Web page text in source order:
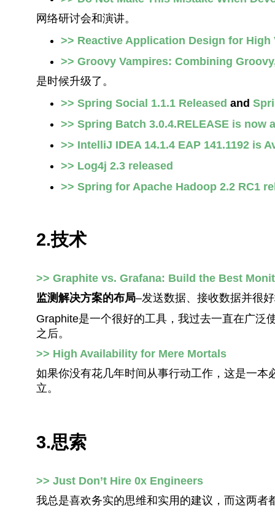
网络研讨会和演讲。
>> Reactive Application Design for
>> Groovy Vampires: Combining
是时候升级了。
>> Spring Social 1.1.1 Released and
>> Spring Batch 3.0.4.RELEASE is now
>> IntelliJ IDEA 14.1.4 EAP 141.1192 is
>> Log4j 2.3 released
>> Spring for Apache Hadoop 2.2 RC1
2.技术
>> Graphite vs. Grafana: Build the Best
监测解决方案的布局–发送数据、接收数据并很
Graphite是一个很好的工具，我过去一直在广泛
之后。
>> High Availability for Mere Mortals
如果你没有花几年时间从事行动工作，这是一
立。
3.思索
>> Just Don’t Hire 0x Engineers
我总是喜欢务实的思维和实用的建议，而这两者